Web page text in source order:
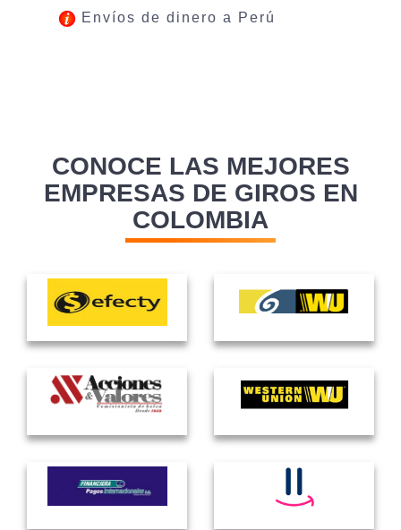
Envíos de dinero a Perú
CONOCE LAS MEJORES
EMPRESAS DE GIROS EN
COLOMBIA